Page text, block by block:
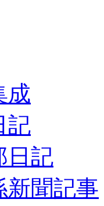
成
記
日記
新聞記事